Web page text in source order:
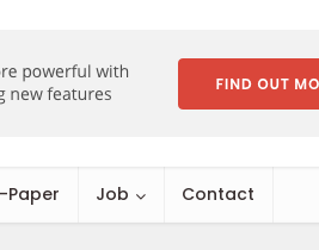
Paper Job Contact